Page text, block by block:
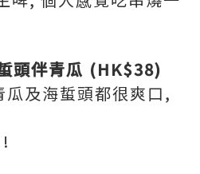
頭伴青瓜 (HK$38)
及海蜇頭都很爽口,